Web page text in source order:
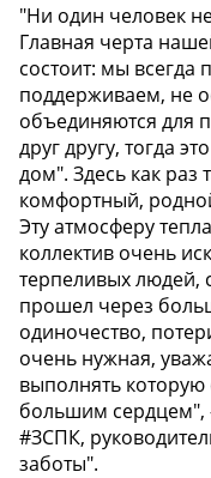
"Ни один человек
Главная черта
состоит: мы всегда
поддерживаем, не
объединяются для
друг другу, тогда
дом". Здесь как раз
комфортный,
Эту атмосферу
коллектив очень
терпеливых людей,
прошел через
одиночество,
очень нужная,
выполнять
большим сердцем",
#ЗСПК,
заботы".